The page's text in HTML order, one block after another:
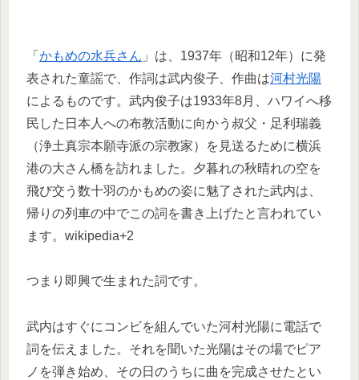
「 かもめの水兵さん 」は、1937年（昭和12年）に発
表された童謡で、作詞は武内俊子、作曲は河村光陽
によるものです。武内俊子は1933年8月、ハワイへ移
民した日本人への布教活動に向かう叔父・足利瑞義
（浄土真宗本願寺派の宗教家）を見送るために横浜
港の大さん橋を訪れました。夕暮れの秋晴れの空を
飛び交う数十羽のかもめの姿に魅了された武内は、
帰りの列車の中でこの詞を書き上げたと言われてい
ます。wikipedia+2
つまり即興で生まれた詞です。
武内はすぐにコンビを組んでいた河村光陽に電話で
詞を伝えました。それを聞いた光陽はその場でピア
ノを弾き始め、その日のうちに曲を完成させたとい